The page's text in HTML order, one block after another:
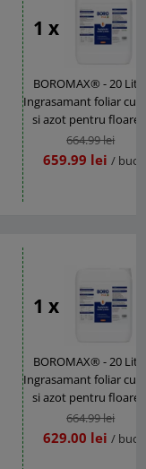
1 x
BOROMAX® - 20
Ingrasamant foliar cu
si azot pentru
soarelui, legume si
- Corector carenta
664.99 lei
659.99 lei/ buc
1 x
BOROMAX® - 20
Ingrasamant foliar cu
si azot pentru
soarelui, legume si
- Corector carenta
664.99 lei
629.00 lei/ buc